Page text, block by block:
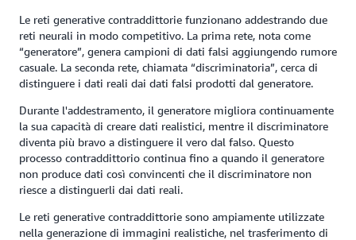
Le reti generative contraddittorie funzionano addestrando due
reti neurali in modo competitivo. La prima rete, nota come
“generatore”, genera campioni di dati falsi aggiungendo rumore
casuale. La seconda rete, chiamata “discriminatoria”, cerca di
distinguere i dati reali dai dati falsi prodotti dal generatore.
Durante l'addestramento, il generatore migliora continuamente
la sua capacità di creare dati realistici, mentre il discriminatore
diventa più bravo a distinguere il vero dal falso. Questo
processo contraddittorio continua fino a quando il generatore
non produce dati così convincenti che il discriminatore non
riesce a distinguerli dai dati reali.
Le reti generative contraddittorie sono ampiamente utilizzate
nella generazione di immagini realistiche, nel trasferimento di